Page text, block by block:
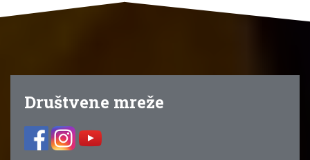
Društvene mreže